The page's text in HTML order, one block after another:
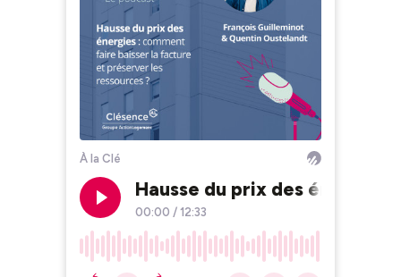
À la Clé
Hausse du prix des
00:00 / 12:33